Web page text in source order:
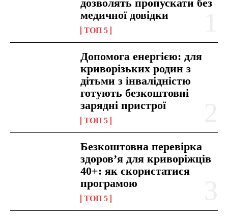
дозволять пропускати без
медичної довідки
ТОП 5
Допомога енергією: для
криворізьких родин з
дітьми з інвалідністю
готують безкоштовні
зарядні пристрої
ТОП 5
Безкоштовна перевірка
здоров’я для криворіжців
40+: як скористатися
програмою
ТОП 5